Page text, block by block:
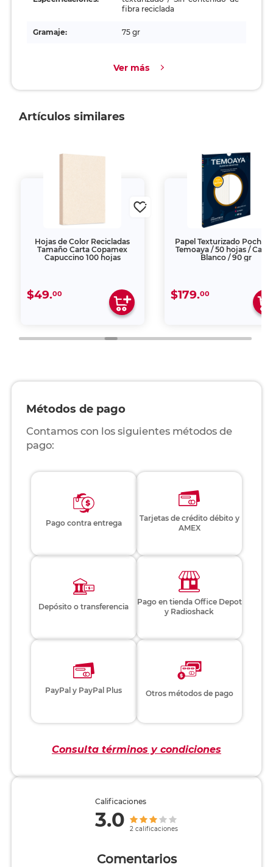
fibra reciclada
Gramaje: 75 gr
Ver más
Artículos similares
Hojas de Color Recicladas
Tamaño Carta Copamex
Capuccino 100 hojas
$49.00
Papel Texturizado
Temoaya / 50 hojas /
Blanco / 90 gr
$179.00
Métodos de pago
Contamos con los siguientes métodos de
pago:
Pago contra entrega
Tarjetas de crédito débito y
AMEX
Depósito o transferencia
Pago en tienda Office Depot
y Radioshack
PayPal y PayPal Plus Otros métodos de pago
Consulta términos y condiciones
Comentarios
Calificaciones
3.0 2 calificaciones